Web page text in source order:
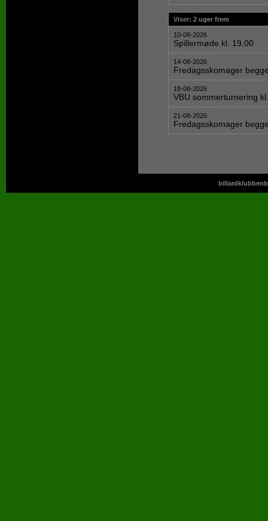
Viser: 2 uger frem
10-08-2026
Spillermøde kl. 19.00
14-08-2026
Fredagsskomager
18-08-2026
VBU sommerturnering
21-08-2026
Fredagsskomager